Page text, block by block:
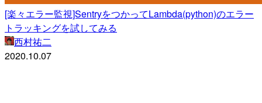
[楽々エラー監視]SentryをつかってLambda(python)のエラー
トラッキングを試してみる
西村祐二
2020.10.07